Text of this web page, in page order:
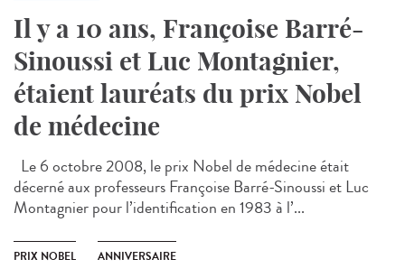
Il y a 10 ans, Françoise Barré-
Sinoussi et Luc Montagnier,
étaient lauréats du prix Nobel
de médecine
Le 6 octobre 2008, le prix Nobel de médecine était
décerné aux professeurs Françoise Barré-Sinoussi et Luc
Montagnier pour l’identification en 1983 à l’...
PRIX NOBEL ANNIVERSAIRE